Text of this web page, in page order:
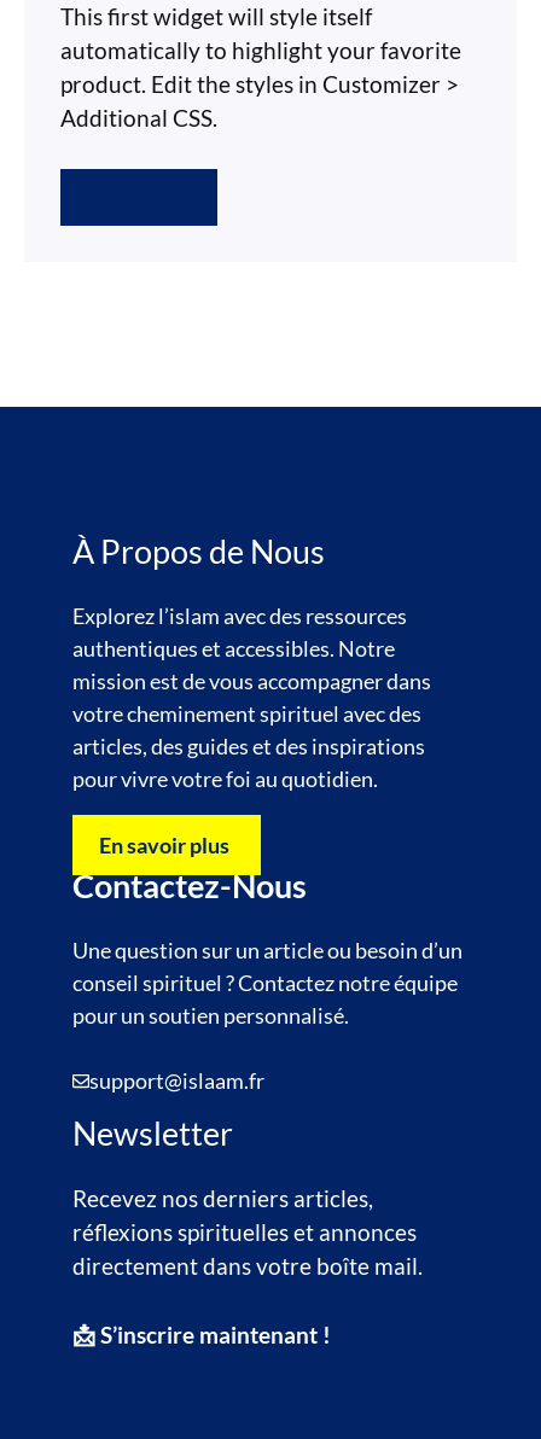
This first widget will style itself
automatically to highlight your favorite
product. Edit the styles in Customizer >
Additional CSS.
À Propos de Nous
Explorez l’islam avec des ressources
authentiques et accessibles. Notre
mission est de vous accompagner dans
votre cheminement spirituel avec des
articles, des guides et des inspirations
pour vivre votre foi au quotidien.
En savoir plus
Contactez-Nous
Une question sur un article ou besoin d’un
conseil spirituel ? Contactez notre équipe
pour un soutien personnalisé.
support@islaam.fr
Newsletter
Recevez nos derniers articles,
réflexions spirituelles et annonces
directement dans votre boîte mail.
📩 S’inscrire maintenant !